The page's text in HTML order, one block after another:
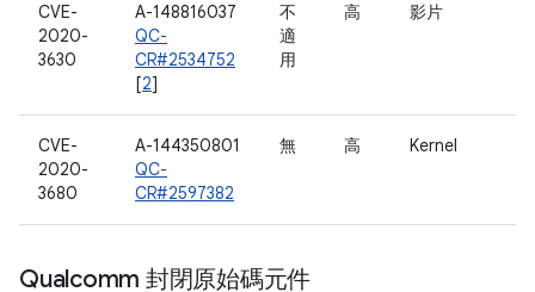
CVE-
2020-
3630
A-148816037
QC-
CR#2534752
[2]
不
適
用
高 影片
CVE-
2020-
3680
A-144350801
QC-
CR#2597382
無 高 Kernel
Qualcomm 封閉原始碼元件